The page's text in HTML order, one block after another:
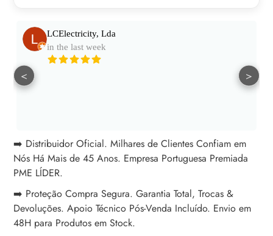
LCElectricity, Lda
in the last week
< >
➡️ Distribuidor Oficial. Milhares de Clientes Confiam em
Nós Há Mais de 45 Anos. Empresa Portuguesa Premiada
PME LÍDER.
➡️ Proteção Compra Segura. Garantia Total, Trocas &
Devoluções. Apoio Técnico Pós-Venda Incluído. Envio em
48H para Produtos em Stock.